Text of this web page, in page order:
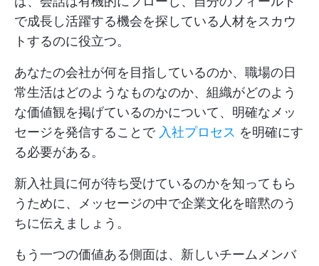
で成長し活躍する機会を探している人材をスカウ
トするのに役立つ。
あなたの会社が何を目指しているのか、職場の日
常生活はどのようなものなのか、組織がどのよう
な価値観を掲げているのかについて、明確なメッ
セージを発信することで 入社プロセス を明確にす
る必要がある。
新入社員に何が待ち受けているのかを知ってもら
うために、メッセージの中で企業文化を暗黙のう
ちに伝えましょう。
もう一つの価値ある側面は、新しいチームメンバ